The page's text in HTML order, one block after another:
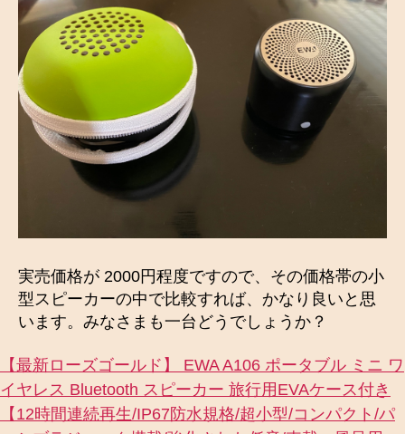
実売価格が 2000円程度ですので、その価格帯の小
型スピーカーの中で比較すれば、かなり良いと思
います。みなさまも一台どうでしょうか？
【最新ローズゴールド】 EWA A106 ポータブル ミニ ワ
イヤレス Bluetooth スピーカー 旅行用EVAケース付き
【12時間連続再生/IP67防水規格/超小型/コンパクト/パ